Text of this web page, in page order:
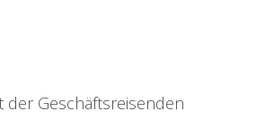
der Geschäftsreisenden